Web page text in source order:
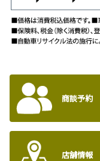
商談予約
店舗情報